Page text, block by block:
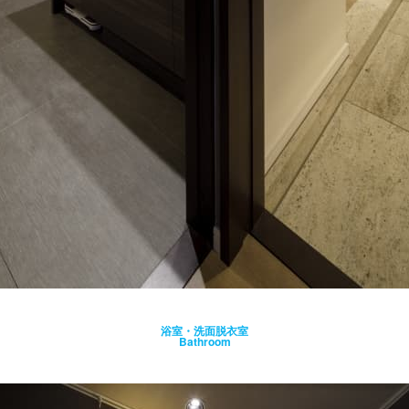
浴室・洗面脱衣室
Bathroom